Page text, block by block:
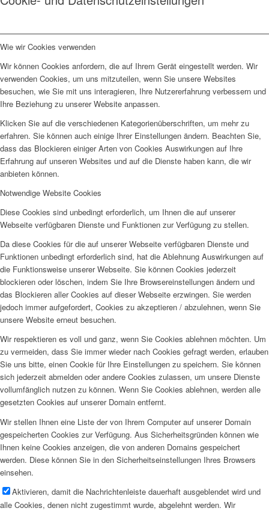
Wie wir Cookies verwenden
Wir können Cookies anfordern, die auf Ihrem Gerät eingestellt werden. Wir
verwenden Cookies, um uns mitzuteilen, wenn Sie unsere Websites
besuchen, wie Sie mit uns interagieren, Ihre Nutzererfahrung verbessern und
Ihre Beziehung zu unserer Website anpassen.
Klicken Sie auf die verschiedenen Kategorienüberschriften, um mehr zu
erfahren. Sie können auch einige Ihrer Einstellungen ändern. Beachten Sie,
dass das Blockieren einiger Arten von Cookies Auswirkungen auf Ihre
Erfahrung auf unseren Websites und auf die Dienste haben kann, die wir
anbieten können.
Notwendige Website Cookies
Diese Cookies sind unbedingt erforderlich, um Ihnen die auf unserer
Webseite verfügbaren Dienste und Funktionen zur Verfügung zu stellen.
Da diese Cookies für die auf unserer Webseite verfügbaren Dienste und
Funktionen unbedingt erforderlich sind, hat die Ablehnung Auswirkungen auf
die Funktionsweise unserer Webseite. Sie können Cookies jederzeit
blockieren oder löschen, indem Sie Ihre Browsereinstellungen ändern und
das Blockieren aller Cookies auf dieser Webseite erzwingen. Sie werden
jedoch immer aufgefordert, Cookies zu akzeptieren / abzulehnen, wenn Sie
unsere Website erneut besuchen.
Wir respektieren es voll und ganz, wenn Sie Cookies ablehnen möchten. Um
zu vermeiden, dass Sie immer wieder nach Cookies gefragt werden, erlauben
Sie uns bitte, einen Cookie für Ihre Einstellungen zu speichern. Sie können
sich jederzeit abmelden oder andere Cookies zulassen, um unsere Dienste
vollumfänglich nutzen zu können. Wenn Sie Cookies ablehnen, werden alle
gesetzten Cookies auf unserer Domain entfernt.
Wir stellen Ihnen eine Liste der von Ihrem Computer auf unserer Domain
gespeicherten Cookies zur Verfügung. Aus Sicherheitsgründen können wie
Ihnen keine Cookies anzeigen, die von anderen Domains gespeichert
werden. Diese können Sie in den Sicherheitseinstellungen Ihres Browsers
einsehen.
Aktivieren, damit die Nachrichtenleiste dauerhaft ausgeblendet wird und
alle Cookies, denen nicht zugestimmt wurde, abgelehnt werden. Wir